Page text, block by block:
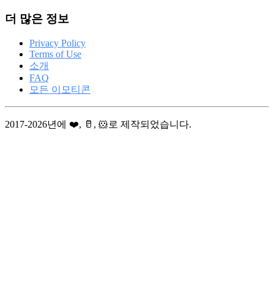
더 많은 정보
Privacy Policy
Terms of Use
소개
FAQ
모든 이모티콘
2017-2026년에 ❤️, 🥛, 🐹로 제작되었습니다.